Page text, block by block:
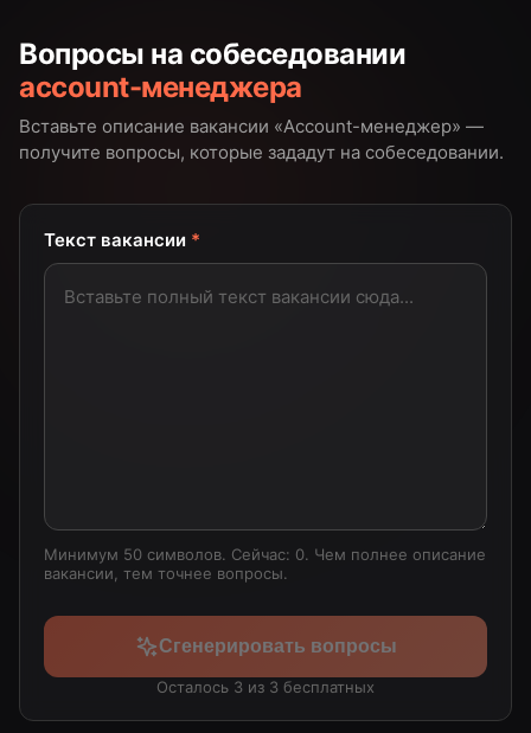
Вопросы на собеседовании
account-менеджера
Вставьте описание вакансии «Account-менеджер» —
получите вопросы, которые зададут на собеседовании.
Текст вакансии *
Минимум 50 символов. Сейчас: 0. Чем полнее описание
вакансии, тем точнее вопросы.
Сгенерировать вопросы
Осталось 3 из 3 бесплатных